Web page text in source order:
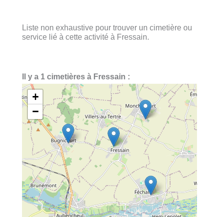
Liste non exhaustive pour trouver un cimetière ou
service lié à cette activité à Fressain.
Il y a 1 cimetières à Fressain :
+
−